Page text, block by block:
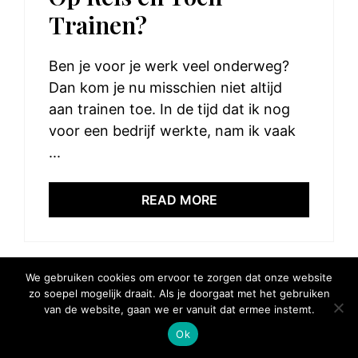
Trainen?
Ben je voor je werk veel onderweg?
Dan kom je nu misschien niet altijd
aan trainen toe. In de tijd dat ik nog
voor een bedrijf werkte, nam ik vaak
...
READ MORE
© 2025 Elke Hap Telt
We gebruiken cookies om ervoor te zorgen dat onze website
zo soepel mogelijk draait. Als je doorgaat met het gebruiken
van de website, gaan we er vanuit dat ermee instemt.
Ok